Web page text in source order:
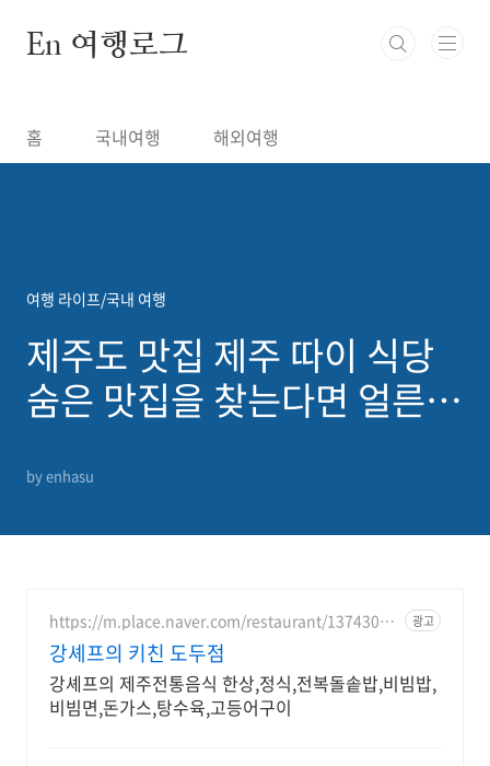
En 여행로그
홈 국내여행 해외여행
여행 라이프/국내 여행
제주도 맛집 제주 따이 식당
숨은 맛집을 찾는다면 얼른
by enhasu
https://m.place.naver.com/restaurant/13743011
36
광고
강셰프의 키친 도두점
강셰프의 제주전통음식 한상,정식,전복돌솥밥,비빔밥,
비빔면,돈가스,탕수육,고등어구이